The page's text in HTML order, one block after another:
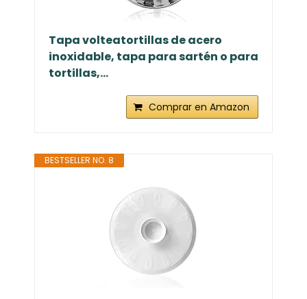
Tapa volteatortillas de acero
inoxidable, tapa para sartén o para
tortillas,...
Comprar en Amazon
BESTSELLER NO. 8